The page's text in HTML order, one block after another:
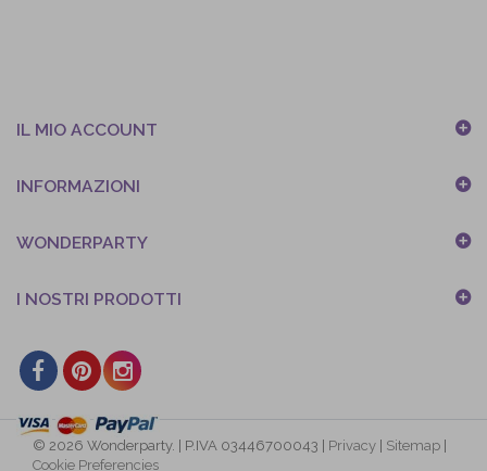
IL MIO ACCOUNT
INFORMAZIONI
WONDERPARTY
I NOSTRI PRODOTTI
© 2026 Wonderparty. | P.IVA 03446700043 | Privacy Sitemap
Cookie Preferencies